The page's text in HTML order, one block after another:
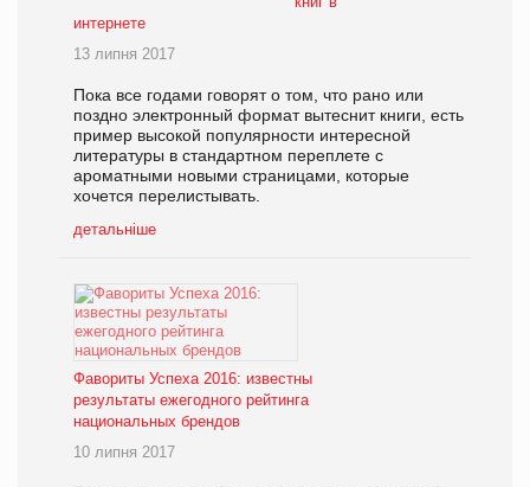
интернете
13 липня 2017
Пока все годами говорят о том, что рано или
поздно электронный формат вытеснит книги, есть
пример высокой популярности интересной
литературы в стандартном переплете с
ароматными новыми страницами, которые
хочется перелистывать.
детальніше
Фавориты Успеха 2016: известны
результаты ежегодного рейтинга
национальных брендов
10 липня 2017